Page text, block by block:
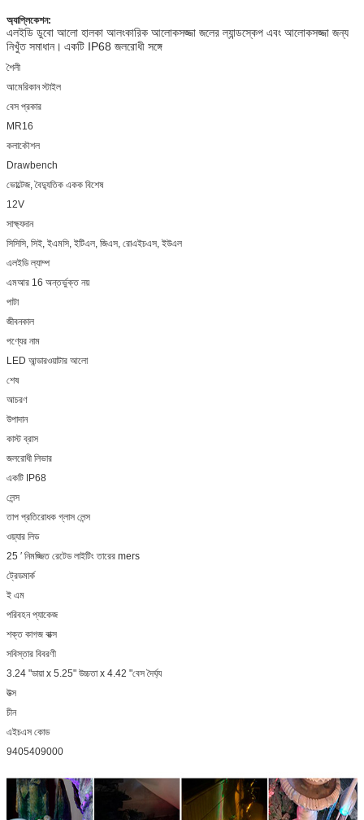
অ্যাপ্লিকেশন:
এলইডি ডুবো আলো হালকা আলংকারিক আলোকসজ্জা জলের ল্যান্ডস্কেপ এবং আলোকসজ্জা জন্য
নিখুঁত সমাধান। একটি IP68 জলরোধী সঙ্গে
শৈলী
আমেরিকান স্টাইল
বেস প্রকার
MR16
কলাকৌশল
Drawbench
ভোল্টেজ, বৈদ্যুতিক একক বিশেষ
12V
সাক্ষ্যদান
সিসিসি, সিই, ইএমসি, ইটিএল, জিএস, রোএইচএস, ইউএল
এলইডি ল্যাম্প
এমআর 16 অন্তর্ভুক্ত নয়
পাটা
জীবনকাল
পণ্যের নাম
LED আন্ডারওয়াটার আলো
শেষ
আচরণ
উপাদান
কাস্ট ব্রাস
জলরোধী লিভার
একটি IP68
লেন্স
তাপ প্রতিরোধক গ্লাস লেন্স
ওয়্যার লিড
25 ′ নিমজ্জিত রেটেড লাইটিং তারের mers
ট্রেডমার্ক
ই এম
পরিবহন প্যাকেজ
শক্ত কাগজ বাক্স
সবিস্তার বিবরণী
3.24 "ডায়া x 5.25" উচ্চতা x 4.42 "বেস দৈর্ঘ্য
উত্স
চীন
এইচএস কোড
9405409000